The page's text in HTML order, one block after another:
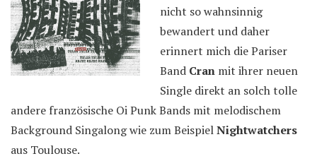
nicht so wahnsinnig
bewandert und daher
erinnert mich die Pariser
Band Cran mit ihrer neuen
Single direkt an solch tolle
andere französische Oi Punk Bands mit melodischem
Background Singalong wie zum BeispielNightwatchers
aus Toulouse.